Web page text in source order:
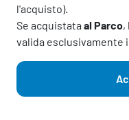
l'acquisto).
Se acquistataal Parco,
valida esclusivamente